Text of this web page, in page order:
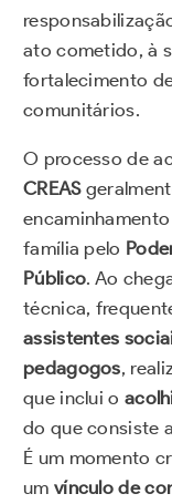
ato cometido, à
fortalecimento
comunitários.
O processo de
CREAS
família pelo
Público. Ao
técnica,
assistentes
pedagogos,
que inclui o
do que consiste
É um momento
um vínculo de